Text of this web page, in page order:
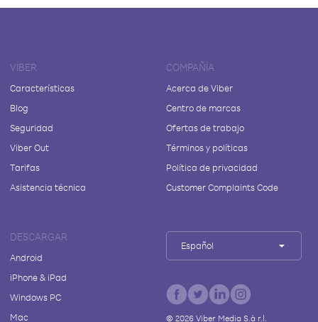
VIBER
Características
Blog
Seguridad
Viber Out
Tarifas
Asistencia técnica
COMPAÑÍA
Acerca de Viber
Centro de marcas
Ofertas de trabajo
Términos y políticas
Política de privacidad
Customer Complaints Code
DESCARGAR
Android
iPhone & iPad
Windows PC
Mac
Español
© 2026Viber Media S.à r.l.